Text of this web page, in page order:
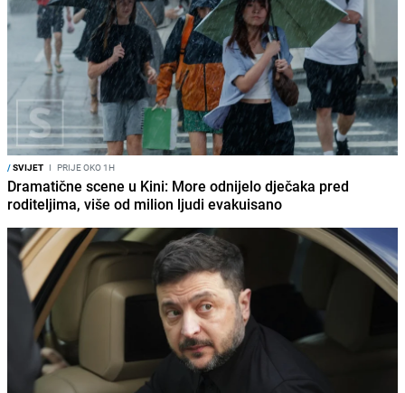
/SVIJET I PRIJE OKO 1H
Dramatične scene u Kini: More odnijelo dječaka pred
roditeljima, više od milion ljudi evakuisano